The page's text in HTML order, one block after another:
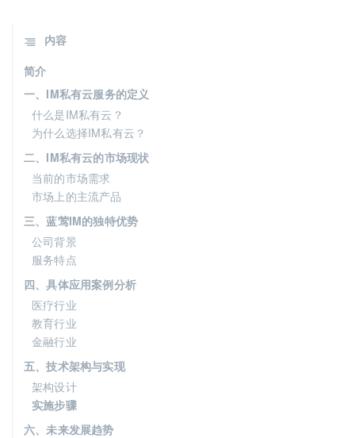
内容
简介
一、IM私有云服务的定义
什么是IM私有云？
为什么选择IM私有云？
二、IM私有云的市场现状
当前的市场需求
市场上的主流产品
三、蓝莺IM的独特优势
公司背景
服务特点
四、具体应用案例分析
医疗行业
教育行业
金融行业
五、技术架构与实现
架构设计
实施步骤
六、未来发展趋势